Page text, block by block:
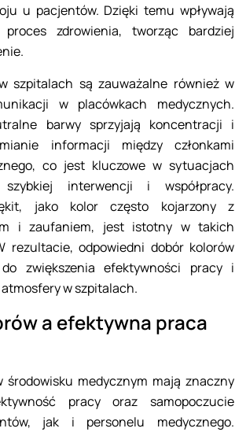
u pacjentów. Dzięki temu wpływają
zdrowienia, tworząc bardziej
szpitalach są zauważalne również w
w placówkach medycznych.
barwy sprzyjają koncentracji i
informacji między członkami
co jest kluczowe w sytuacjach
szybkiej interwencji i współpracy.
jako kolor często kojarzony z
i zaufaniem, jest istotny w takich
rezultacie, odpowiedni dobór kolorów
zwiększenia efektywności pracy i
w szpitalach.
a efektywna praca
środowisku medycznym mają znaczny
pracy oraz samopoczucie
jak i personelu medycznego.